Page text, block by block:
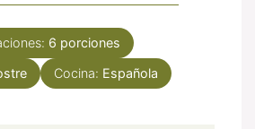
6 porciones
Cocina: Española